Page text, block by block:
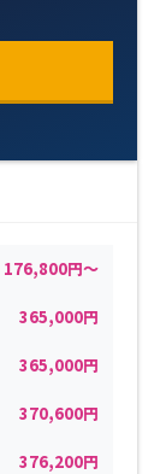
176,800円～
365,000円
365,000円
370,600円
376,200円